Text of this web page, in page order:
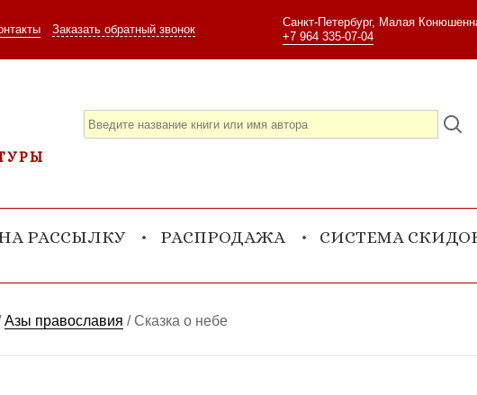
Заказать обратный звонок
Санкт-Петербург, Малая
+7 964 335-07-04
РАССЫЛКУ РАСПРОДАЖА
СИСТЕМА
Азы православия /Сказка о небе